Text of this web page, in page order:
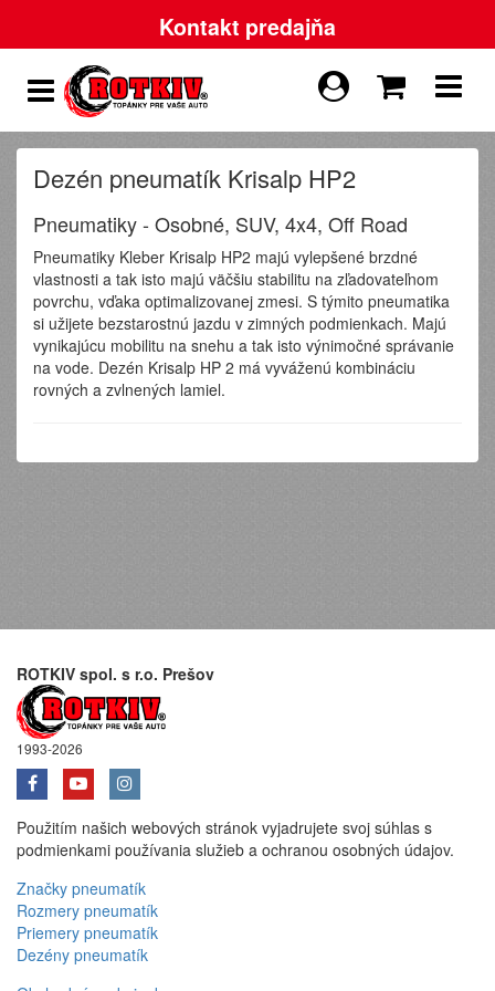
Kontakt predajňa
Dezén pneumatík Krisalp HP2
Pneumatiky - Osobné, SUV, 4x4, Off Road
Pneumatiky Kleber Krisalp HP2 majú vylepšené brzdné
vlastnosti a tak isto majú väčšiu stabilitu na zľadovateľnom
povrchu, vďaka optimalizovanej zmesi. S týmito pneumatika
si užijete bezstarostnú jazdu v zimných podmienkach. Majú
vynikajúcu mobilitu na snehu a tak isto výnimočné správanie
na vode. Dezén Krisalp HP 2 má vyváženú kombináciu
rovných a zvlnených lamiel.
ROTKIV spol. s r.o. Prešov
1993-2026
Použitím našich webových stránok vyjadrujete svoj súhlas s
podmienkami používania služieb a ochranou osobných údajov.
Značky pneumatík
Rozmery pneumatík
Priemery pneumatík
Dezény pneumatík